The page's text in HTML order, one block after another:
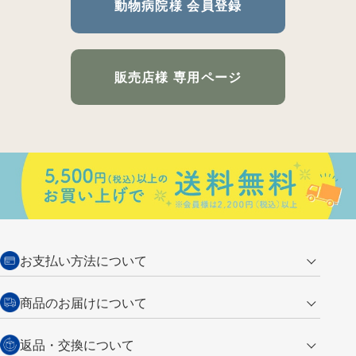
動物病院様 会員登録
販売店様 専用ページ
お支払い方法について
クレジットカード
代金引換
商品のお届けについて
営業日午前11時までの決済完了の
ご注文は翌営業日の発送
返品・交換について